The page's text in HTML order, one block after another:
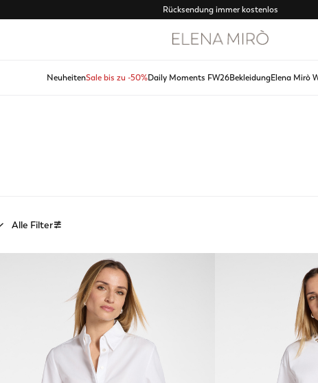
Rücksendung immer kostenlos
NeuheitenSale bis zu -50%Daily Moments FW26BekleidungElena Mirò
Alle Filter